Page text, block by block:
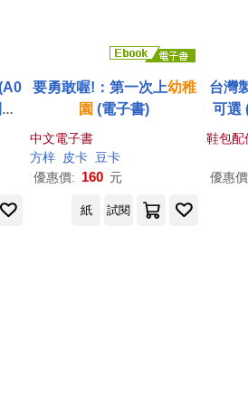
要勇敢喔!：第一次上幼稚
園 (電子書)
中文電子書
方梓
皮卡 豆卡
優惠價: 160 元
台灣
可選
米 三
內鞋
鞋包配
優惠
紙 試閱